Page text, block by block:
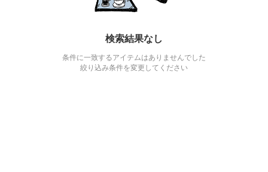
検索結果なし
条件に一致するアイテムはありませんでした
絞り込み条件を変更してください